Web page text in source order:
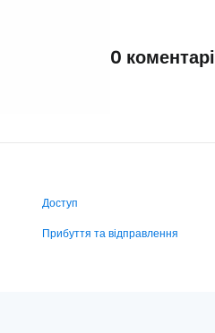
0 коментарі
Доступ
Прибуття та відправлення